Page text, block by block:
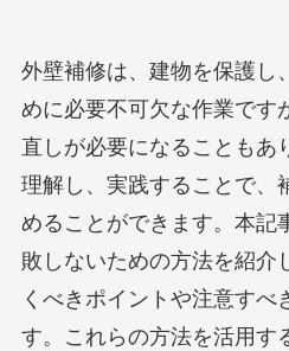
外壁補修は、建物を保護し
めに必要不可欠な作業です
直しが必要になることもあ
理解し、実践することで、
めることができます。本記
敗しないための方法を紹介
くべきポイントや注意すべ
す。これらの方法を活用す